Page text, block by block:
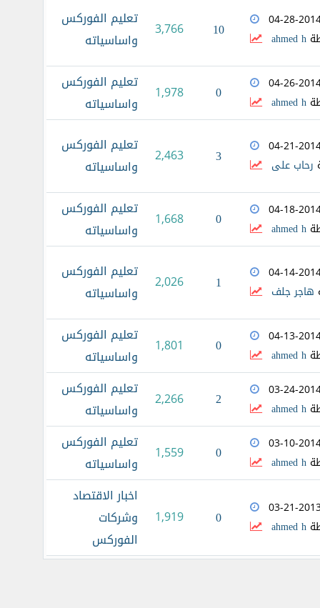
04-28-
ahmed h
10
3,766
تعليم الفوركس
واساسياته
04-26-
ahmed h
0
1,978
تعليم الفوركس
واساسياته
04-21-
رحاب على 3
2,463
تعليم الفوركس
واساسياته
04-18-
ahmed h
0
1,668
تعليم الفوركس
واساسياته
04-14-
هاجر جلف 1
2,026
تعليم الفوركس
واساسياته
04-13-
ahmed h
0
1,801
تعليم الفوركس
واساسياته
03-24-
ahmed h
2
2,266
تعليم الفوركس
واساسياته
03-10-
ahmed h
0
1,559
تعليم الفوركس
واساسياته
03-21-
ahmed h
0
1,919
اخبار الاقتصاد
وشركات
الفوركس